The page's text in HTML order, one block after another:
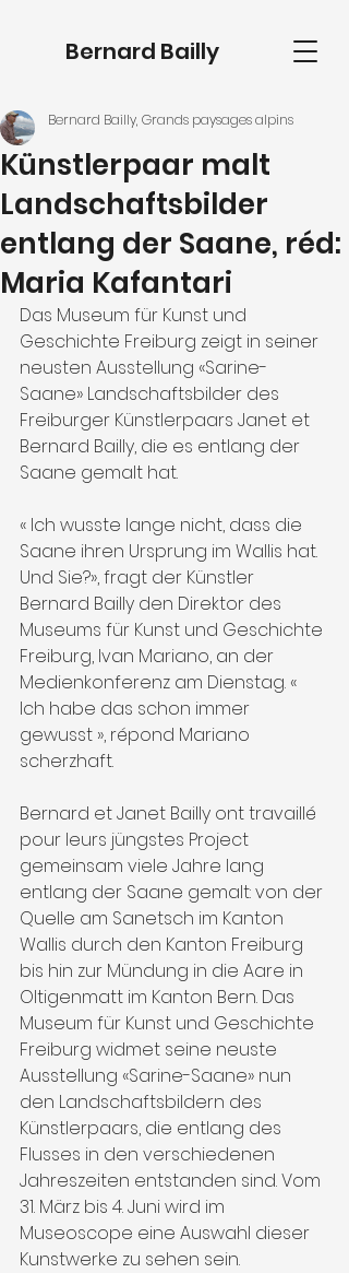
Bernard Bailly
Künstlerpaar malt
Landschaftsbilder
entlang der Saane, réd:
Maria Kafantari
Bernard Bailly, Grands paysages alpins
Das Museum für Kunst und
Geschichte Freiburg zeigt in seiner
neusten Ausstellung «Sarine-
Saane» Landschaftsbilder des
Freiburger Künstlerpaars Janet et
Bernard Bailly, die es entlang der
Saane gemalt hat.
« Ich wusste lange nicht, dass die
Saane ihren Ursprung im Wallis hat.
Und Sie?», fragt der Künstler
Bernard Bailly den Direktor des
Museums für Kunst und Geschichte
Freiburg, Ivan Mariano, an der
Medienkonferenz am Dienstag. «
Ich habe das schon immer
gewusst », répond Mariano
scherzhaft.
Bernard et Janet Bailly ont travaillé
pour leurs jüngstes Project
gemeinsam viele Jahre lang
entlang der Saane gemalt: von der
Quelle am Sanetsch im Kanton
Wallis durch den Kanton Freiburg
bis hin zur Mündung in die Aare in
Oltigenmatt im Kanton Bern. Das
Museum für Kunst und Geschichte
Freiburg widmet seine neuste
Ausstellung «Sarine-Saane» nun
den Landschaftsbildern des
Künstlerpaars, die entlang des
Flusses in den verschiedenen
Jahreszeiten entstanden sind. Vom
31. März bis 4. Juni wird im
Museoscope eine Auswahl dieser
Kunstwerke zu sehen sein.